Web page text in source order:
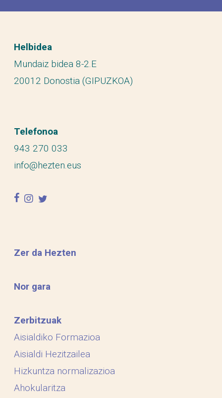
Helbidea
Mundaiz bidea 8-2.E
20012 Donostia (GIPUZKOA)
Telefonoa
943 270 033
info@hezten.eus
facebook
instagram
twitter
Zer da Hezten
Nor gara
Zerbitzuak
Aisialdiko Formazioa
Aisialdi Hezitzailea
Hizkuntza normalizazioa
Ahokularitza